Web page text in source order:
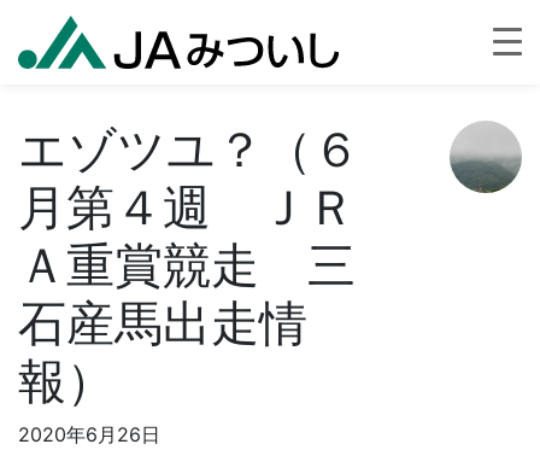
エゾツユ？（６
月第４週 ＪＲ
Ａ重賞競走 三
石産馬出走情
報）
2020年6月26日